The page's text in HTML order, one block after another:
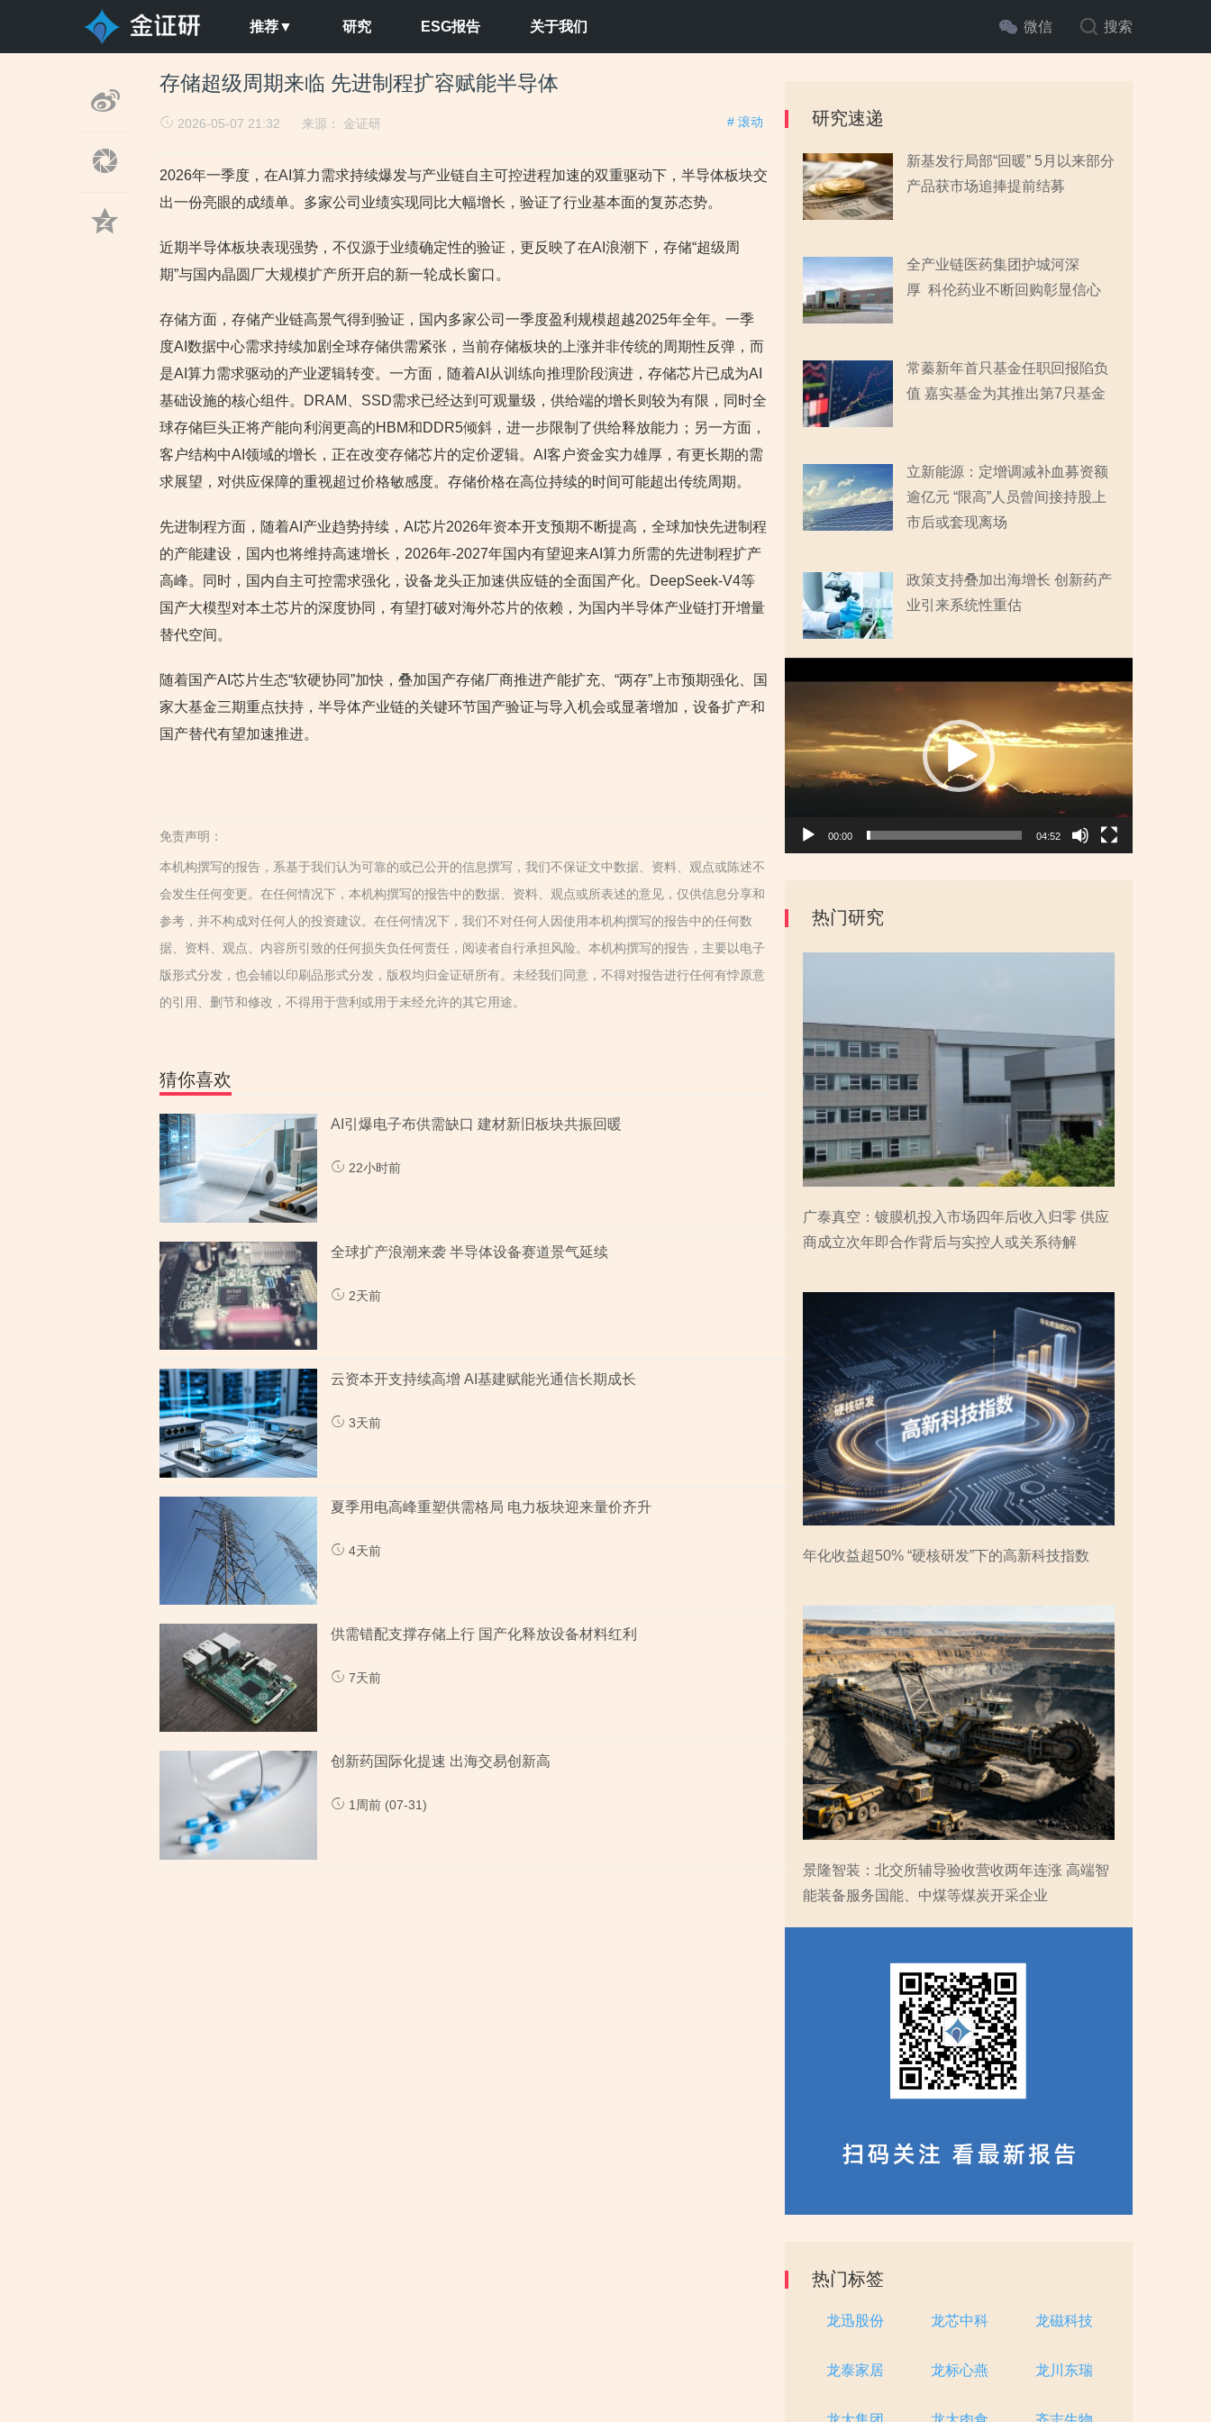
推荐▼ 研究 ESG报告 关于我们 微信 搜索
存储超级周期来临 先进制程扩容赋能半导体
# 滚动
2026-05-07 21:32 来源： 金证研
2026年一季度，在AI算力需求持续爆发与产业链自主可控进程加速的双重驱动下，半导体板块交
出一份亮眼的成绩单。多家公司业绩实现同比大幅增长，验证了行业基本面的复苏态势。
近期半导体板块表现强势，不仅源于业绩确定性的验证，更反映了在AI浪潮下，存储“超级周
期”与国内晶圆厂大规模扩产所开启的新一轮成长窗口。
存储方面，存储产业链高景气得到验证，国内多家公司一季度盈利规模超越2025年全年。一季
度AI数据中心需求持续加剧全球存储供需紧张，当前存储板块的上涨并非传统的周期性反弹，而
是AI算力需求驱动的产业逻辑转变。一方面，随着AI从训练向推理阶段演进，存储芯片已成为AI
基础设施的核心组件。DRAM、SSD需求已经达到可观量级，供给端的增长则较为有限，同时全
球存储巨头正将产能向利润更高的HBM和DDR5倾斜，进一步限制了供给释放能力；另一方面，
客户结构中AI领域的增长，正在改变存储芯片的定价逻辑。AI客户资金实力雄厚，有更长期的需
求展望，对供应保障的重视超过价格敏感度。存储价格在高位持续的时间可能超出传统周期。
先进制程方面，随着AI产业趋势持续，AI芯片2026年资本开支预期不断提高，全球加快先进制程
的产能建设，国内也将维持高速增长，2026年-2027年国内有望迎来AI算力所需的先进制程扩产
高峰。同时，国内自主可控需求强化，设备龙头正加速供应链的全面国产化。DeepSeek-V4等
国产大模型对本土芯片的深度协同，有望打破对海外芯片的依赖，为国内半导体产业链打开增量
替代空间。
随着国产AI芯片生态“软硬协同”加快，叠加国产存储厂商推进产能扩充、“两存”上市预期强化、国
家大基金三期重点扶持，半导体产业链的关键环节国产验证与导入机会或显著增加，设备扩产和
国产替代有望加速推进。
免责声明：
本机构撰写的报告，系基于我们认为可靠的或已公开的信息撰写，我们不保证文中数据、资料、观点或陈述不
会发生任何变更。在任何情况下，本机构撰写的报告中的数据、资料、观点或所表述的意见，仅供信息分享和
参考，并不构成对任何人的投资建议。在任何情况下，我们不对任何人因使用本机构撰写的报告中的任何数
据、资料、观点、内容所引致的任何损失负任何责任，阅读者自行承担风险。本机构撰写的报告，主要以电子
版形式分发，也会辅以印刷品形式分发，版权均归金证研所有。未经我们同意，不得对报告进行任何有悖原意
的引用、删节和修改，不得用于营利或用于未经允许的其它用途。
猜你喜欢
AI引爆电子布供需缺口 建材新旧板块共振回暖
22小时前
全球扩产浪潮来袭 半导体设备赛道景气延续
2天前
云资本开支持续高增 AI基建赋能光通信长期成长
3天前
夏季用电高峰重塑供需格局 电力板块迎来量价齐升
4天前
供需错配支撑存储上行 国产化释放设备材料红利
7天前
创新药国际化提速 出海交易创新高
1周前 (07-31)
研究速递
新基发行局部“回暖” 5月以来部分
产品获市场追捧提前结募
全产业链医药集团护城河深
厚 科伦药业不断回购彰显信心
常蓁新年首只基金任职回报陷负
值 嘉实基金为其推出第7只基金
立新能源：定增调减补血募资额
逾亿元 “限高”人员曾间接持股上
市后或套现离场
政策支持叠加出海增长 创新药产
业引来系统性重估
频
放
器
00:00 04:52
热门研究
广泰真空：镀膜机投入市场四年后收入归零 供应
商成立次年即合作背后与实控人或关系待解
年化收益超50% “硬核研发”下的高新科技指数
景隆智装：北交所辅导验收营收两年连涨 高端智
能装备服务国能、中煤等煤炭开采企业
热门标签
龙迅股份 龙芯中科 龙磁科技
龙泰家居 龙标心燕 龙川东瑞